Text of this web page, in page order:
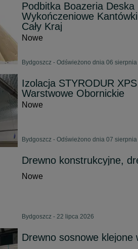
Podbitka Boazeria
Wykończeniowe
Cały Kraj
Nowe
Bydgoszcz - Odświeżono dnia 06
Izolacja STYRODUR
Warstwowe Obornickie
Nowe
Bydgoszcz - Odświeżono dnia 07
Drewno konstrukcyjne,
Nowe
Bydgoszcz - 22 lipca 2026
Drewno sosnowe klejone